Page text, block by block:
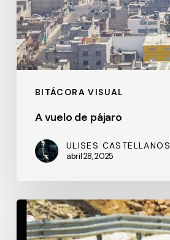
BITÁCORA VISUAL
A vuelo de pájaro
ULISES CASTELLANOS
abril 28, 2025
gente